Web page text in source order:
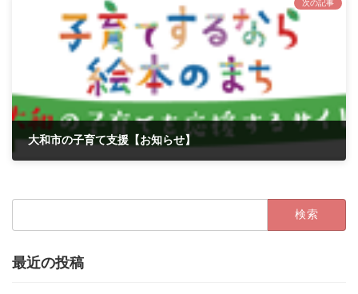
次の記事
大和市の子育て支援【お知らせ】
検
最近の投稿